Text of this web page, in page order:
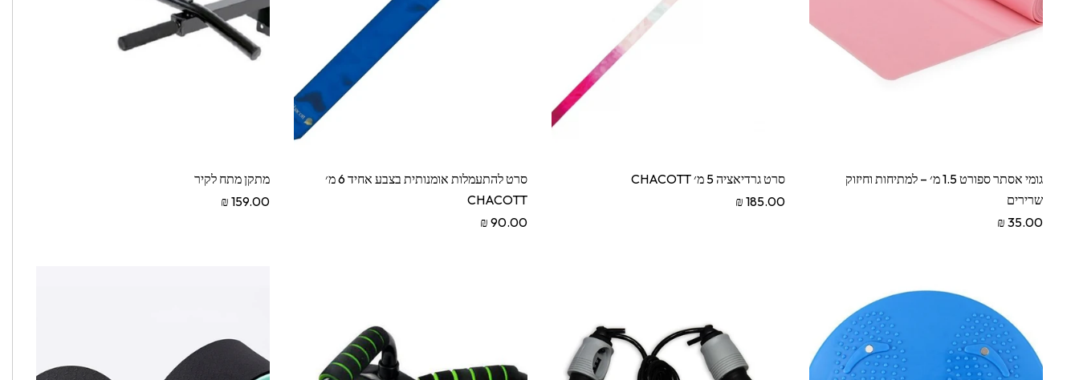
גומי אסתר ספורט 1.5 מ׳ – למתיחות וחיזוק
שרירים
35.00 ₪
סרט גרדיאציה 5 מ׳ CHACOTT
185.00 ₪
סרט להתעמלות אומנותית בצבע אחיד 6 מ׳
CHACOTT
90.00 ₪
מתקן מתח לקיר
159.00 ₪